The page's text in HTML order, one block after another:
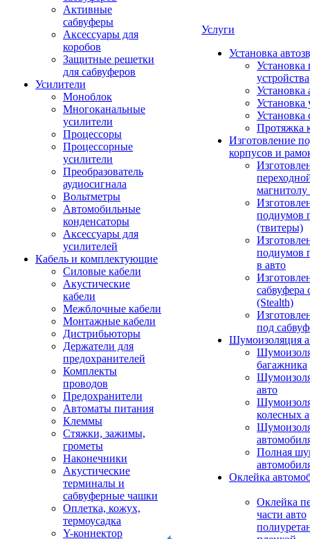
Активные
сабвуферы
Аксессуары для
коробов
Защитные решетки
для сабвуферов
Усилители
Моноблок
Многоканальные
усилители
Процессоры
Процессорные
усилители
Преобразователь
аудиосигнала
Вольтметры
Автомобильные
конденсаторы
Аксессуары для
усилителей
Кабель и комплектующие
Силовые кабели
Акустические
кабели
Межблочные кабели
Монтажные кабели
Дистрибьюторы
Держатели для
предохранителей
Комплекты
проводов
Предохранители
Автоматы питания
Клеммы
Стяжки, зажимы,
грометы
Наконечники
Акустические
терминалы и
сабвуферные чашки
Оплетка, кожух,
термоусадка
Y-коннектор
Услуги
Установка
Установка
устройства
Установка
Установка
Установка
Протяжка
Изготовление
корпусов и
подиумов
(твитеры)
подиумов
в авто
сабвуфера
(Stealth)
под
Шумоизоляция
багажника
авто
колесных
Полная
Оклейка
Оклейка
части авто